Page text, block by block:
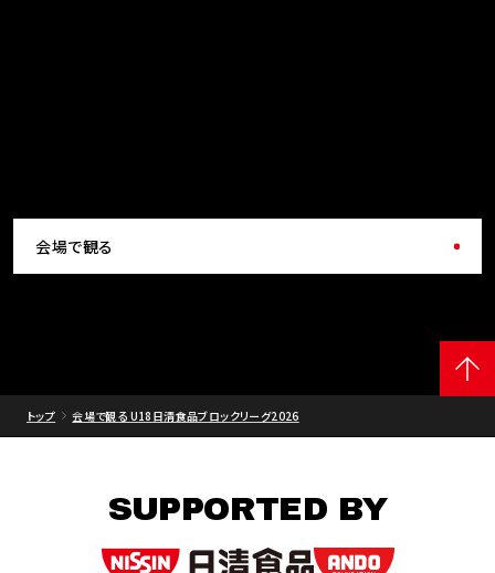
会場で観る
トップ 会場で観る U18日清食品ブロックリーグ2026
SUPPORTED BY